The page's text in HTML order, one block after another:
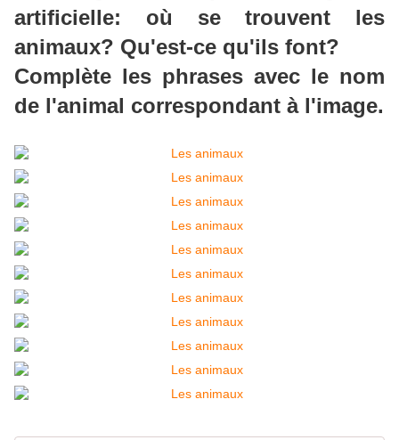
artificielle: où se trouvent les
animaux? Qu'est-ce qu'ils font?
Complète les phrases avec le nom
de l'animal correspondant à l'image.